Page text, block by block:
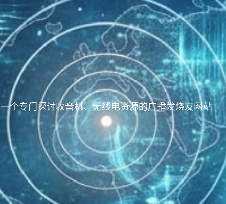
一个专门探讨收音机、无线电资源的广播发烧友网站